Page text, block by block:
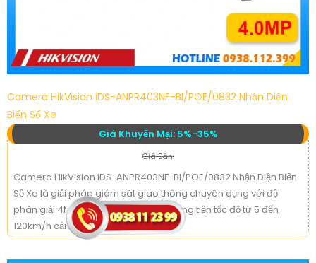
Camera HikVision iDS-ANPR403NF-BI/POE/0832 Nhận Diện
Biển Số Xe
Giá Khuyến Mại: 5%-35%
Giá Bán:
Camera HikVision iDS-ANPR403NF-BI/POE/0832 Nhận Diện Biển
Số Xe là giải pháp giám sát giao thông chuyên dụng với độ
phân giải 4MP nhận diện biển số phương tiện tốc độ từ 5 đến
120km/h cảm biến 1/1